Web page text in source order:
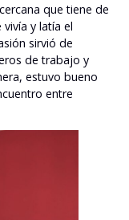
que tiene de
y latía el
sirvió de
de trabajo y
estuvo bueno
entre